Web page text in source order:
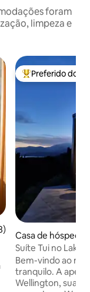
foram
limpeza e
avaliação média de
Entre os
Preferido dos
Casa de
n Lake
Suíte Tui no
Wairarapa
Bem-vindo ao
tranquilo. A apenas 60 minutos de
Wellington, sua